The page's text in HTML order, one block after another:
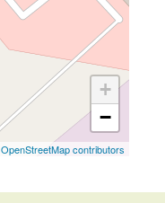
+
−
OpenStreetMap contributors